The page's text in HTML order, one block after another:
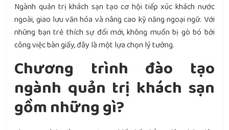
Ngành quản trị khách sạn tạo cơ hội tiếp xúc khách nước
ngoài, giao lưu văn hóa và nâng cao kỹ năng ngoại ngữ. Với
những bạn trẻ thích sự đổi mới, không muốn bị gò bó bởi
công việc bàn giấy, đây là một lựa chọn lý tưởng.
Chương trình đào tạo
ngành quản trị khách sạn
gồm những gì?